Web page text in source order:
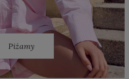
Piżamy